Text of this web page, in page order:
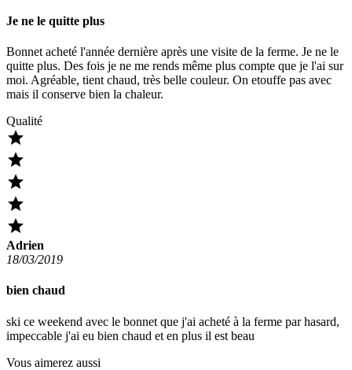
Je ne le quitte plus
Bonnet acheté l'année dernière après une visite de la ferme. Je ne le
quitte plus. Des fois je ne me rends même plus compte que je l'ai sur
moi. Agréable, tient chaud, très belle couleur. On etouffe pas avec
mais il conserve bien la chaleur.
Qualité





Adrien
18/03/2019
bien chaud
ski ce weekend avec le bonnet que j'ai acheté à la ferme par hasard,
impeccable j'ai eu bien chaud et en plus il est beau
Vous aimerez aussi